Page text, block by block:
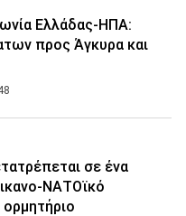
Ελλάδας-ΗΠΑ:
προς Άγκυρα και
σε ένα
ΝΑΤΟϊκό
ορμητήριο